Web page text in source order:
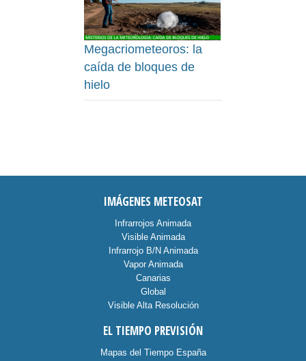
Megacriometeoros: la
caída de bloques de
hielo
IMÁGENES METEOSAT
Infrarrojos Animada
Visible Animada
Infrarrojo B/N Animada
Vapor Animada
Canarias
Global
Visible Alta Resolución
EL TIEMPO PREVISIÓN
Mapas del Tiempo España